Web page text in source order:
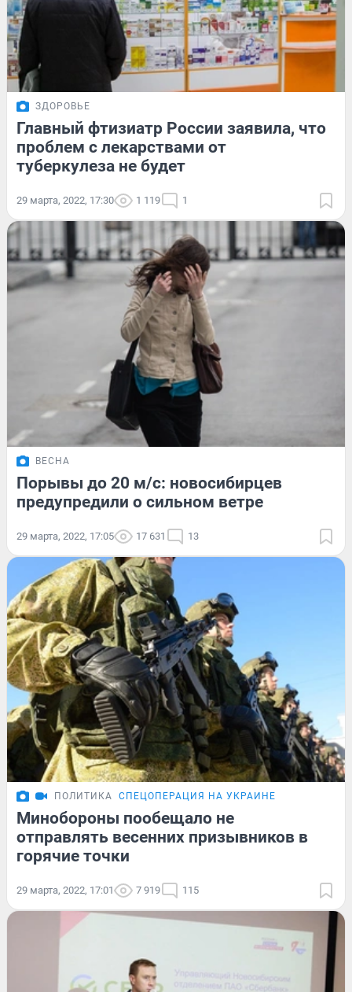
ЗДОРОВЬЕ
Главный фтизиатр России заявила, что
проблем с лекарствами от
туберкулеза не будет
29 марта, 2022, 17:30 1 119 1
ВЕСНА
Порывы до 20 м/с: новосибирцев
предупредили о сильном ветре
29 марта, 2022, 17:05 17 631 13
ПОЛИТИКА СПЕЦОПЕРАЦИЯ НА УКРАИНЕ
Минобороны пообещало не
отправлять весенних призывников в
горячие точки
29 марта, 2022, 17:01 7 919 115